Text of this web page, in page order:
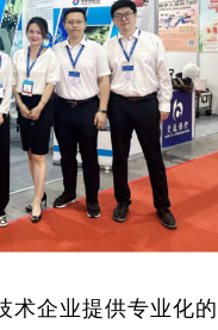
术企业提供专业化的